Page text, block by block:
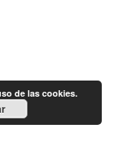
de las cookies.